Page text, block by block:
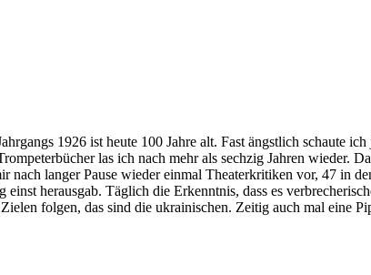
1926 ist heute 100 Jahre alt. Fast ängstlich schaute
las ich nach mehr als sechzig Jahren wieder.
langer Pause wieder einmal Theaterkritiken vor, 47 in
einst herausgab. Täglich die Erkenntnis, dass es
folgen, das sind die ukrainischen. Zeitig auch mal eine